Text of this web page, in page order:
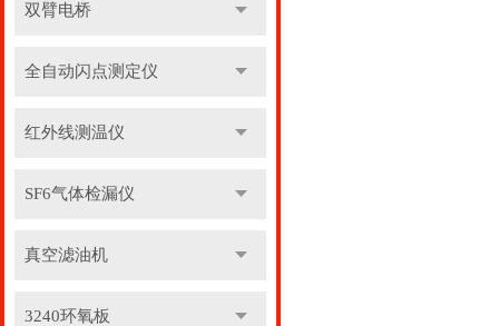
双臂电桥
全自动闪点测定仪
红外线测温仪
SF6气体检漏仪
真空滤油机
3240环氧板